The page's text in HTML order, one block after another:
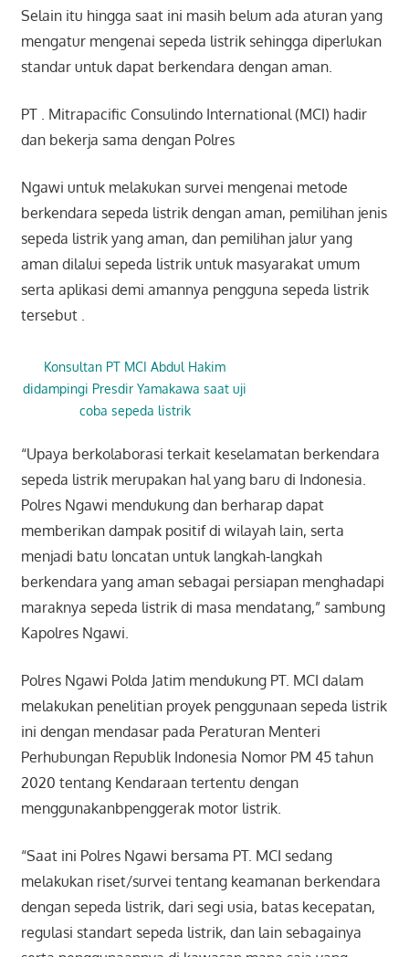
Selain itu hingga saat ini masih belum ada aturan yang
mengatur mengenai sepeda listrik sehingga diperlukan
standar untuk dapat berkendara dengan aman.
PT . Mitrapacific Consulindo International (MCI) hadir
dan bekerja sama dengan Polres
Ngawi untuk melakukan survei mengenai metode
berkendara sepeda listrik dengan aman, pemilihan jenis
sepeda listrik yang aman, dan pemilihan jalur yang
aman dilalui sepeda listrik untuk masyarakat umum
serta aplikasi demi amannya pengguna sepeda listrik
tersebut .
Konsultan PT MCI Abdul Hakim
didampingi Presdir Yamakawa saat uji
coba sepeda listrik
“Upaya berkolaborasi terkait keselamatan berkendara
sepeda listrik merupakan hal yang baru di Indonesia.
Polres Ngawi mendukung dan berharap dapat
memberikan dampak positif di wilayah lain, serta
menjadi batu loncatan untuk langkah-langkah
berkendara yang aman sebagai persiapan menghadapi
maraknya sepeda listrik di masa mendatang,” sambung
Kapolres Ngawi.
Polres Ngawi Polda Jatim mendukung PT. MCI dalam
melakukan penelitian proyek penggunaan sepeda listrik
ini dengan mendasar pada Peraturan Menteri
Perhubungan Republik Indonesia Nomor PM 45 tahun
2020 tentang Kendaraan tertentu dengan
menggunakanbpenggerak motor listrik.
“Saat ini Polres Ngawi bersama PT. MCI sedang
melakukan riset/survei tentang keamanan berkendara
dengan sepeda listrik, dari segi usia, batas kecepatan,
regulasi standart sepeda listrik, dan lain sebagainya